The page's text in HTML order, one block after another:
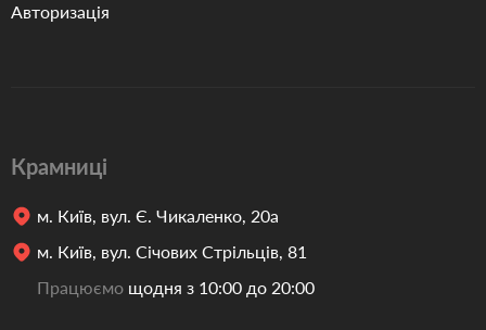
Авторизація
Крамниці
м. Київ, вул. Є. Чикаленко, 20а
м. Київ, вул. Січових Стрільців, 81
Працюємо щодня з 10:00 до 20:00